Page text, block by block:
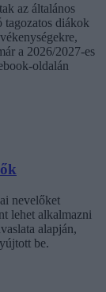
az általános
tagozatos diákok
a 2026/2027-es
oldalán
nevelőket
lehet alkalmazni
alapján,
be.